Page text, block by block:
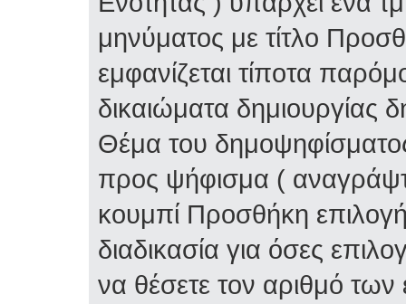
μηνύματος με τίτλο
εμφανίζεται τίποτα
δικαιώματα δημιουργίας
Θέμα του
προς ψήφισμα (
κουμπί Προσθήκη
διαδικασία για όσες
να θέσετε τον αριθμό